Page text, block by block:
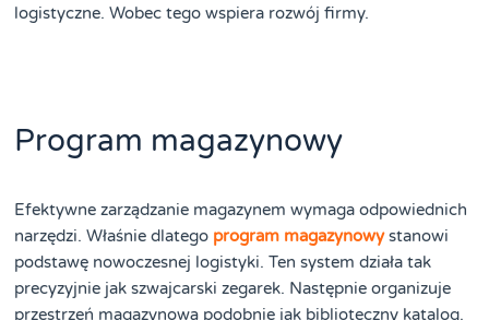
logistyczne. Wobec tego wspiera rozwój firmy.
Program magazynowy
Efektywne zarządzanie magazynem wymaga odpowiednich
narzędzi. Właśnie dlatego program magazynowystanowi
podstawę nowoczesnej logistyki. Ten system działa tak
precyzyjnie jak szwajcarski zegarek. Następnie organizuje
przestrzeń magazynową podobnie jak biblioteczny katalog.